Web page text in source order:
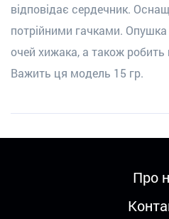
відповідає сердечник.
потрійними гачками. Опушка
очей хижака, а також
Важить ця модель 15 гр.
Про